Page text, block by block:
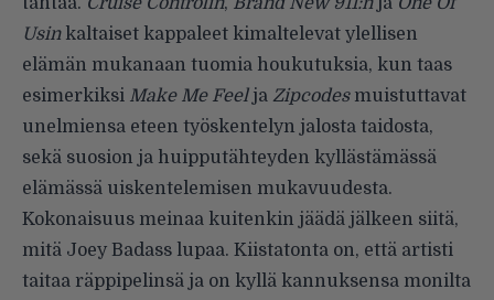
Usinkaltaiset kappaleet kimaltelevat ylellisen
elämän mukanaan tuomia houkutuksia, kun taas
esimerkiksi Make Me Feelja Zipcodesmuistuttavat
unelmiensa eteen työskentelyn jalosta taidosta,
sekä suosion ja huipputähteyden kyllästämässä
elämässä uiskentelemisen mukavuudesta.
Kokonaisuus meinaa kuitenkin jäädä jälkeen siitä,
mitä Joey Badass lupaa. Kiistatonta on, että artisti
taitaa räppipelinsä ja on kyllä kannuksensa monilta